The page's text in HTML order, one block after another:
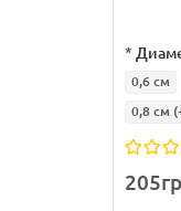
*
0,6 см
0,8 см